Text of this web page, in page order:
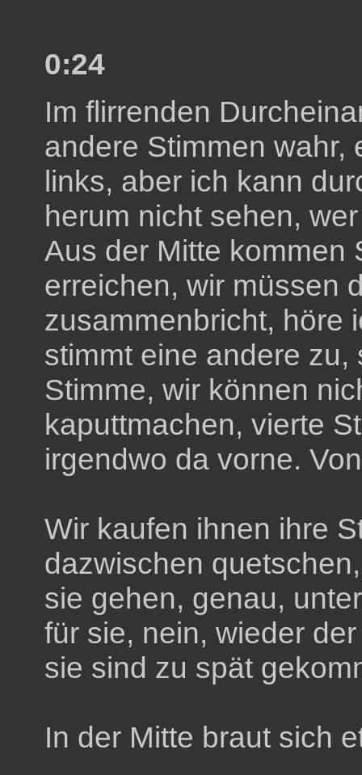
0:24
Im flirrenden
andere Stimmen wahr,
links, aber ich kann
herum nicht sehen,
Aus der Mitte kommen
erreichen, wir müssen
zusammenbricht, höre
stimmt eine andere zu,
Stimme, wir können
kaputtmachen, vierte
irgendwo da vorne.
Wir kaufen ihnen ihre
dazwischen
sie gehen, genau,
für sie, nein, wieder
sie sind zu spät
In der Mitte braut sich